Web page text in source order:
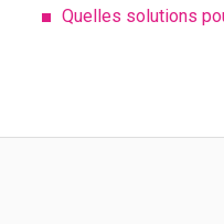
Quelles solutions